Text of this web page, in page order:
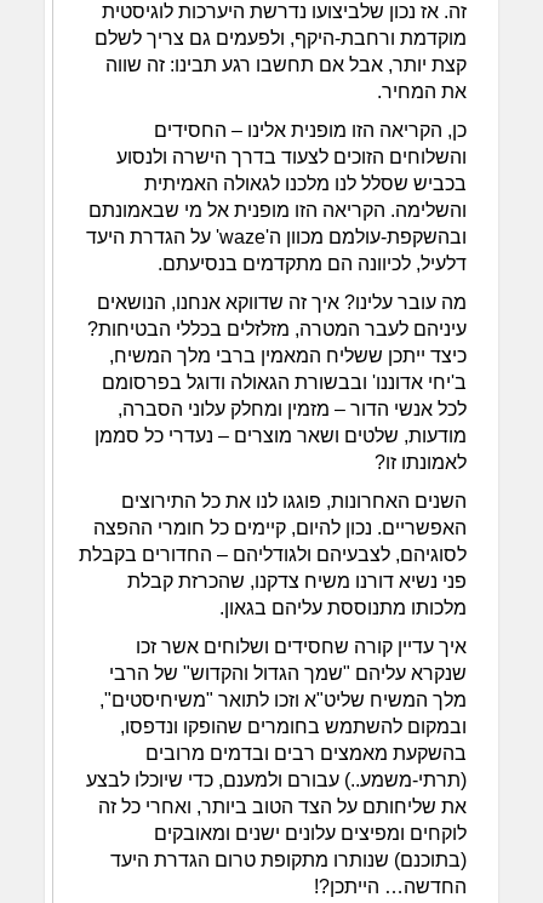
זה. אז נכון שלביצועו נדרשת היערכות לוגיסטית
מוקדמת ורחבת-היקף, ולפעמים גם צריך לשלם
קצת יותר, אבל אם תחשבו רגע תבינו: זה שווה
את המחיר.
כן, הקריאה הזו מופנית אלינו – החסידים
והשלוחים הזוכים לצעוד בדרך הישרה ולנסוע
בכביש שסלל לנו מלכנו לגאולה האמיתית
והשלימה. הקריאה הזו מופנית אל מי שבאמונתם
ובהשקפת-עולמם מכוון ה'waze' על הגדרת היעד
דלעיל, לכיוונה הם מתקדמים בנסיעתם.
מה עובר עלינו? איך זה שדווקא אנחנו, הנושאים
עיניהם לעבר המטרה, מזלזלים בכללי הבטיחות?
כיצד ייתכן ששליח המאמין ברבי מלך המשיח,
ב'יחי אדוננו' ובבשורת הגאולה ודוגל בפרסומם
לכל אנשי הדור – מזמין ומחלק עלוני הסברה,
מודעות, שלטים ושאר מוצרים – נעדרי כל סממן
לאמונתו זו?
השנים האחרונות, פוגגו לנו את כל התירוצים
האפשריים. נכון להיום, קיימים כל חומרי ההפצה
לסוגיהם, לצבעיהם ולגודליהם – החדורים בקבלת
פני נשיא דורנו משיח צדקנו, שהכרזת קבלת
מלכותו מתנוססת עליהם בגאון.
איך עדיין קורה שחסידים ושלוחים אשר זכו
שנקרא עליהם "שמך הגדול והקדוש" של הרבי
מלך המשיח שליט"א וזכו לתואר "משיחיסטים",
ובמקום להשתמש בחומרים שהופקו ונדפסו,
בהשקעת מאמצים רבים ובדמים מרובים
(תרתי-משמע..) עבורם ולמענם, כדי שיוכלו לבצע
את שליחותם על הצד הטוב ביותר, ואחרי כל זה
לוקחים ומפיצים עלונים ישנים ומאובקים
(בתוכנם) שנותרו מתקופת טרום הגדרת היעד
החדשה… הייתכן?!